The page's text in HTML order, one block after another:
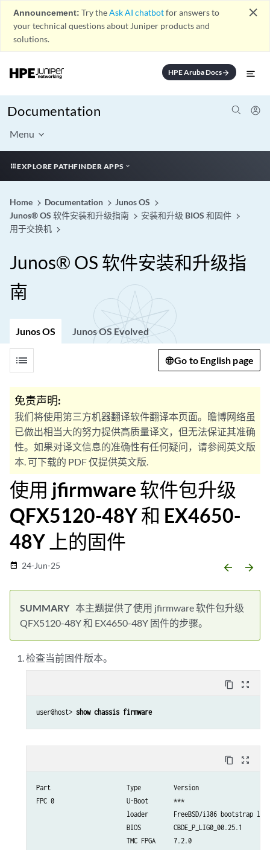
Announcement: Try theAsk AI chatbotfor answers to
your technical questions about Juniper products and
solutions.
close
HPE Aruba Docsarrow_forward
Documentation
Menu
EXPLORE PATHFINDER APPS
Home Documentation
Junos OS
Junos® OS 软件安装和升级指南
安装和升级 BIOS 和固件
用于交换机
Junos® OS 软件安装和升级指
南
Junos OS Junos OS Evolved
list Go to English page
免责声明:
我们将使用第三方机器翻译软件翻译本页面。瞻博网络虽
已做出相当大的努力提供高质量译文，但无法保证其准确
性。如果对译文信息的准确性有任何疑问，请参阅英文版
本. 可下载的 PDF 仅提供英文版.
使用 jfirmware 软件包升级
QFX5120-48Y 和 EX4650-
48Y 上的固件
date_range 24-Jun-25 arrow_backward arrow_forward
本主题提供了使用 jfirmware 软件包升级
QFX5120-48Y 和 EX4650-48Y 固件的步骤。
检查当前固件版本。
content_copy zoom_out_map
user@host> show chassis firmware
content_copy zoom_out_map
Part                     Type         Version
FPC 0                    U-Boot
loader       FreeBSD/i386 bootstrap
BIOS
TMC FPGA